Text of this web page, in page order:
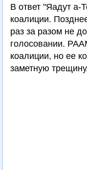
В ответ "Яадут а-
коалиции.
раз за разом не
голосовании.
коалиции, но ее
заметную